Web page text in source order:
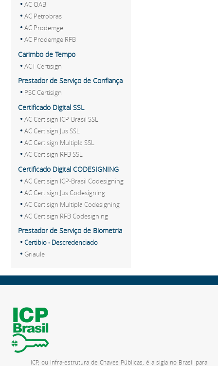
AC OAB
AC Petrobras
AC Prodemge
AC Prodemge RFB
Carimbo de Tempo
ACT Certisign
Prestador de Serviço de Confiança
PSC Certisign
Certificado Digital SSL
AC Certisign ICP-Brasil SSL
AC Certisign Jus SSL
AC Certisign Multipla SSL
AC Certisign RFB SSL
Certificado Digital CODESIGNING
AC Certisign ICP-Brasil Codesigning
AC Certisign Jus Codesigning
AC Certisign Multipla Codesigning
AC Certisign RFB Codesigning
Prestador de Serviço de Biometria
Certibio - Descredenciado
Griaule
ICP, ou Infra-estrutura de Chaves Públicas, é a sigla no Brasil para